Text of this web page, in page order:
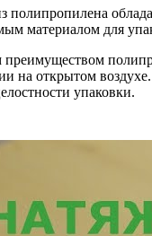
полипропилена
материалом для
на открытом
упаковки.